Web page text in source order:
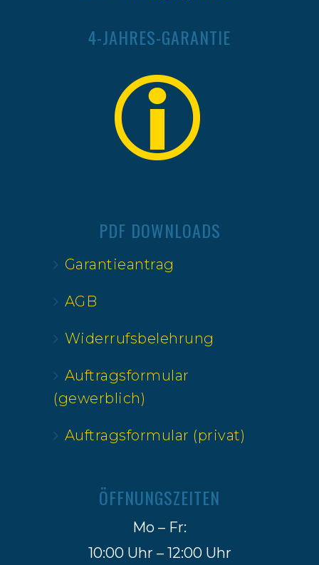
4-JAHRES-GARANTIE
PDF DOWNLOADS
Garantieantrag
AGB
Widerrufsbelehrung
Auftragsformular
(gewerblich)
Auftragsformular (privat)
ÖFFNUNGSZEITEN
Mo – Fr:
10:00 Uhr – 12:00 Uhr